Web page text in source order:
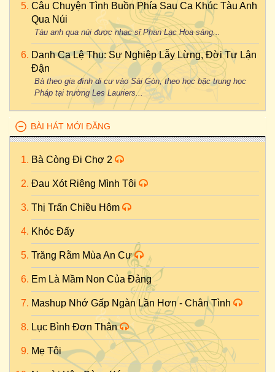
Câu Chuyện Tình Buồn Phía Sau Ca Khúc Tàu Anh
Qua Núi
Tàu anh qua núi được nhạc sĩ Phan Lạc Hoa sáng...
Danh Ca Lệ Thu: Sự Nghiệp Lẫy Lừng, Đời Tư Lận
Đận
Bà theo gia đình di cư vào Sài Gòn, theo học bậc trung học
Pháp tại trường Les Lauriers...
BÀI HÁT MỚI ĐĂNG
Bà Còng Đi Chợ 2
Đau Xót Riêng Mình Tôi
Thị Trấn Chiều Hôm
Khóc Đấy
Trăng Rằm Mùa An Cư
Em Là Mầm Non Của Đảng
Mashup Nhớ Gấp Ngàn Lần Hơn - Chân Tình
Lục Bình Đơn Thân
Mẹ Tôi